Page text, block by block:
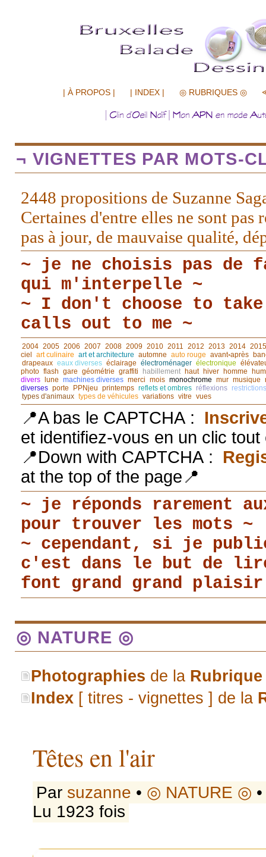
| À PROPOS | | INDEX | ◎ RUBRIQUES ◎
¬ VIGNETTES PAR MOTS-
2448 propositions de Suzanne
Certaines d'entre elles ne sont pas
pas à jour, de mauvaise qualité,
~ je ne choisis pas de
qui m'interpelle ~
~ I don't choose to
calls out to me ~
2004 2005 2006 2007 2008 2009 2010 2011 2012 2013 2014 2015
ciel art culinaire art et architecture automne auto rouge avant◦après
drapeaux eaux diverses éclairage électroménager électronique
photo flash gare géométrie graffiti habillement haut hiver homme
divers lune machines diverses merci mois monochrome mur musique
diverses porte PPNjeu printemps reflets et ombres réflexions restrictions
types d'animaux types de véhicules variations vitre vues
📍A bas le CAPTCHA :
et identifiez-vous en un clic
📍Down with CAPTCHA :
at the top of the page📍
~ je réponds rarement
pour trouver les mots ~
~ cependant, si je
c'est dans le but de
font grand grand
◎ NATURE ◎
Photographies de la Rubrique
Index [ titres - vignettes ] de la
Têtes en l'air
Par suzanne • ◎ NATURE ◎
Lu 1923 fois